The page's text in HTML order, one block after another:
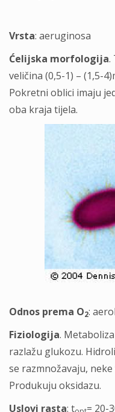
Vrsta: aeruginosa
Ćelijska morfologija.
veličina (0,5-1) – (1,5-
Pokretni oblici imaju
oba kraja tijela.
Odnos prema O2:
Fiziologija.
razlažu glukozu.
se razmnožavaju,
Produkuju oksidazu.
Uslovi rasta: t = 20-